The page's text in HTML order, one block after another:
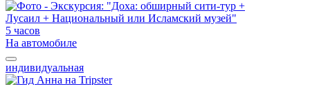
5 часов
На автомобиле
индивидуальная